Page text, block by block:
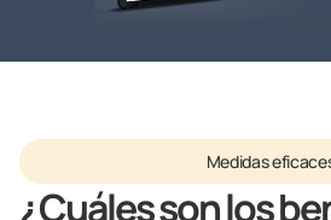
Medidas
¿Cuáles son los